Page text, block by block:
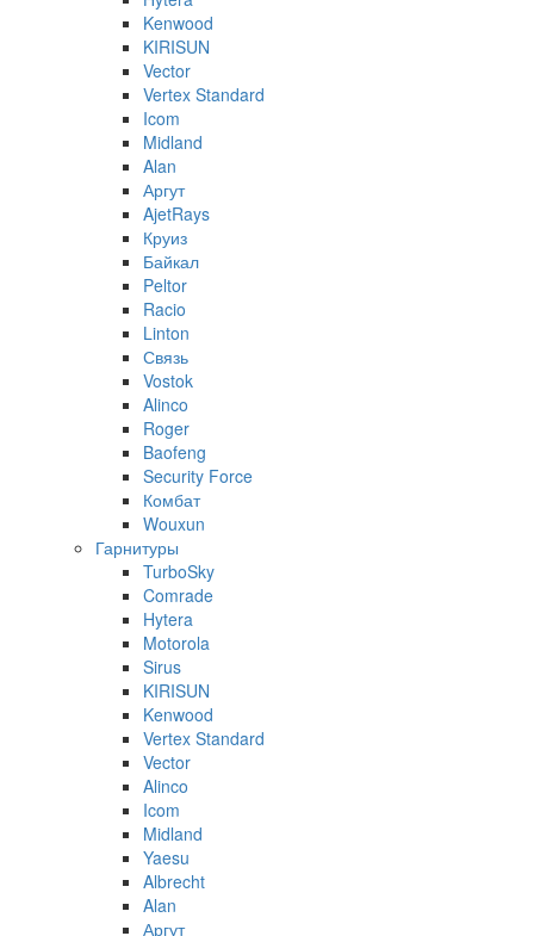
Kenwood
KIRISUN
Vector
Vertex Standard
Icom
Midland
Alan
Аргут
AjetRays
Круиз
Байкал
Peltor
Racio
Linton
Связь
Vostok
Alinco
Roger
Baofeng
Security Force
Комбат
Wouxun
Гарнитуры
TurboSky
Comrade
Hytera
Motorola
Sirus
KIRISUN
Kenwood
Vertex Standard
Vector
Alinco
Icom
Midland
Yaesu
Albrecht
Alan
Аргут